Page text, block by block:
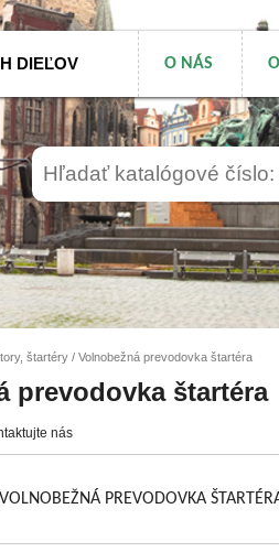
DIEĽOV O NÁS
štartéry / Volnobežná prevodovka štartéra
prevodovka štartéra
nás
PREVODOVKA